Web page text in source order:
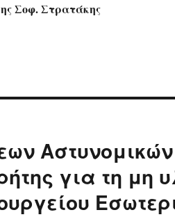
Σοφ. Στρατάκης
για τη μη